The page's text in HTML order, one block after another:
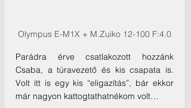
Olympus E-M1X + M.Zuiko 12-100 F:4.0
Parádra érve csatlakozott hozzánk
Csaba, a túravezető és kis csapata is.
Volt itt is egy kis “eligazítás”, bár ekkor
már nagyon kattogtathatnékom volt…